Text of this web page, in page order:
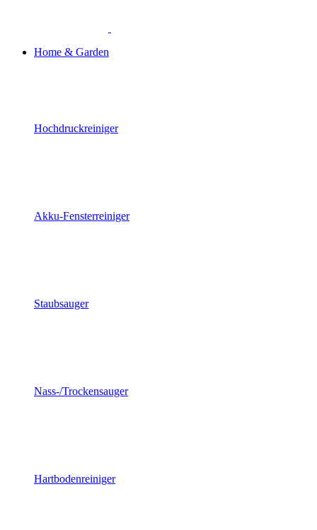
Home & Garden
Hochdruckreiniger
Akku-Fensterreiniger
Staubsauger
Nass-/Trockensauger
Hartbodenreiniger